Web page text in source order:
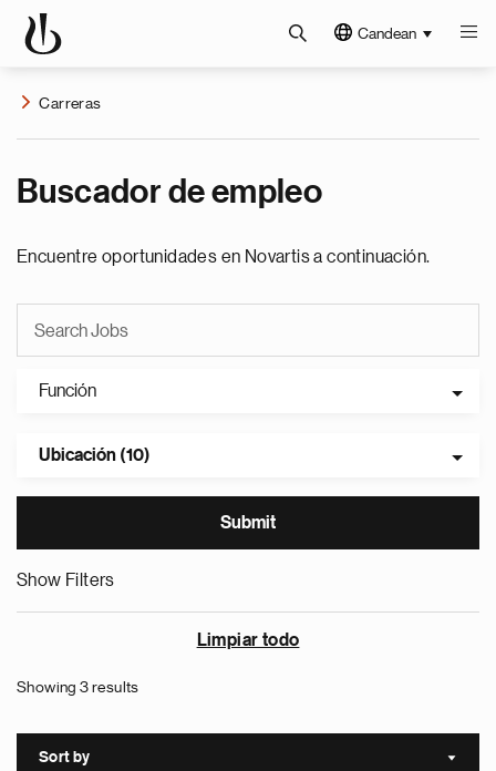
Candean
Carreras
Buscador de empleo
Encuentre oportunidades en Novartis a continuación.
Función
Ubicación (10)
Show Filters
Limpiar todo
Showing 3 results
Sort by Sort